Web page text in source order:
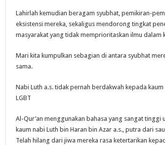
Lahirlah kemudian beragam syubhat, pemikiran-
eksistensi mereka, sekaligus mendorong tingkat
masyarakat yang tidak memprioritaskan ilmu dalam
Mari kita kumpulkan sebagian di antara syubhat
sama.
Nabi Luth a.s. tidak pernah berdakwah kepada
LGBT
Al-Qur’an menggunakan bahasa yang sangat
kaum nabi Luth bin Haran bin Azar a.s., putra dari
Telah hilang dari jiwa mereka rasa ketertarikan